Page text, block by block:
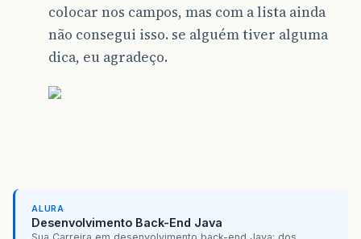
colocar nos campos, mas com a lista ainda
não consegui isso. se alguém tiver alguma
dica, eu agradeço.
ALURA
Desenvolvimento Back-End Java